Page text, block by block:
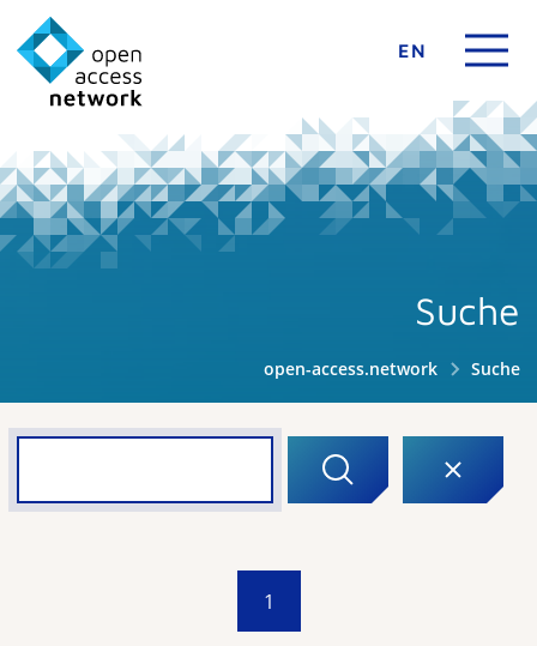
EN
Suche
open-access.network Suche
1